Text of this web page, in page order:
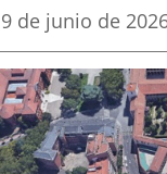
Fecha
la
noticia
9 de junio de